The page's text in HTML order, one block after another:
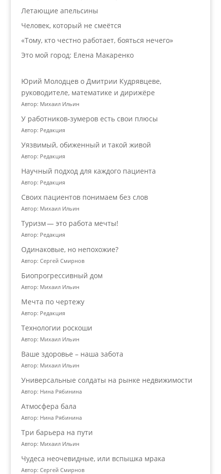
Летающие апельсины
Человек, который не смеётся
«Тому, кто честно работает, бояться нечего»
Это мой город: Елена Макаренко
Юрий Молодцев о Дмитрии Кудрявцеве,
руководителе, математике и дирижёре
Автор: Михаил Ильин
У работников‑зумеров есть свои плюсы
Автор: Редакция
Уязвимый, обиженный и такой живой
Автор: Редакция
Научный подход для каждого пациента
Автор: Редакция
Своих пациентов понимаем без слов
Автор: Михаил Ильин
Туризм — это работа мечты!
Автор: Редакция
Одинаковые, но непохожие?
Автор: Сергей Смирнов
Биопрогрессивный дом
Автор: Михаил Ильин
Мечта по чертежу
Автор: Редакция
Технологии роскоши
Автор: Михаил Ильин
Ваше здоровье – наша забота
Автор: Михаил Ильин
Универсальные солдаты на рынке недвижимости
Автор: Нина Рябинина
Атмосфера бала
Автор: Нина Рябинина
Три барьера на пути
Автор: Михаил Ильин
Чудеса неочевидные, или вспышка мрака
Автор: Сергей Смирнов